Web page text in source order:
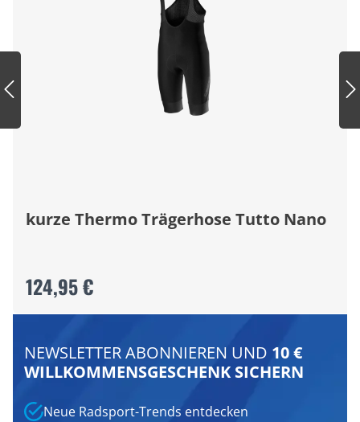
kurze Thermo Trägerhose Tutto Nano
124,95 €
NEWSLETTER ABONNIEREN UND 10 €
WILLKOMMENSGESCHENK SICHERN
Neue Radsport-Trends entdecken